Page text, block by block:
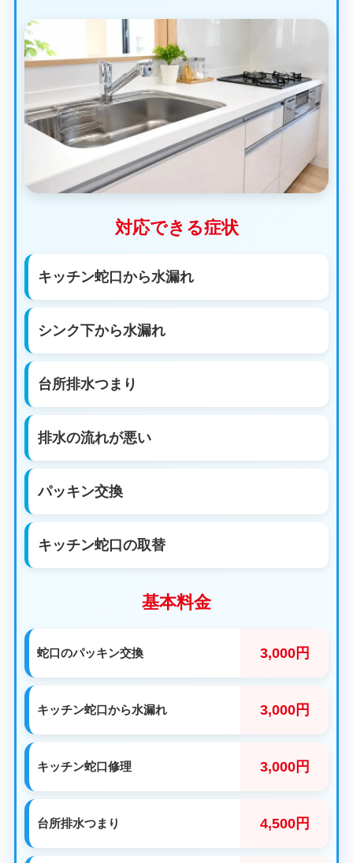
対応できる症状
キッチン蛇口から水漏れ
シンク下から水漏れ
台所排水つまり
排水の流れが悪い
パッキン交換
キッチン蛇口の取替
基本料金
蛇口のパッキン交換 3,000円
キッチン蛇口から水漏れ 3,000円
キッチン蛇口修理 3,000円
台所排水つまり 4,500円